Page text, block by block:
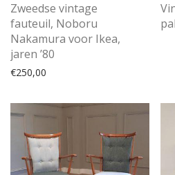
Zweedse vintage
fauteuil, Noboru
Nakamura voor Ikea,
jaren ’80
€250,00